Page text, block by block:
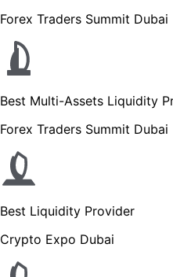
Forex Traders Summit Dubai
Best Multi-Assets Liquidity
Forex Traders Summit Dubai
Best Liquidity Provider
Crypto Expo Dubai